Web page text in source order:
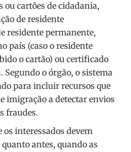
ou cartões de cidadania,
de residente
residente permanente,
país (caso o residente
o cartão) ou certificado
Segundo o órgão, o sistema
para incluir recursos que
imigração a detectar envios
fraudes.
os interessados devem
antes, quando as